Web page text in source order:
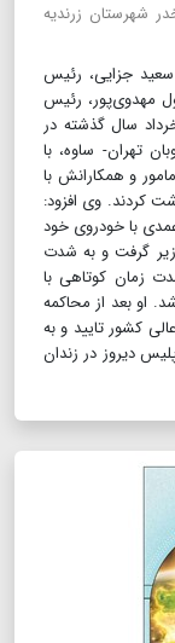
شهرستان زرندیه
جزایی، رئیس
مهدوی‌پور، رئیس
سال گذشته در
تهران- ساوه، با
و همکارانش با
کردند. ‌وی افزود:
با خودروی خود
زیر گرفت و به شدت
زمان کوتاهی با
او بعد از محاکمه
کشور تایید و به
دیروز در زندان